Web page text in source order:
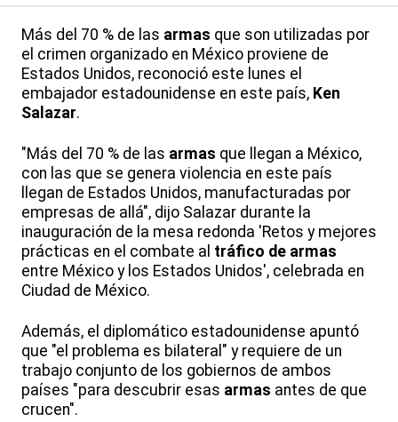
Más del 70 % de las armas que son utilizadas por
el crimen organizado en México proviene de
Estados Unidos, reconoció este lunes el
embajador estadounidense en este país, Ken
Salazar.
"Más del 70 % de las armas que llegan a México,
con las que se genera violencia en este país
llegan de Estados Unidos, manufacturadas por
empresas de allá", dijo Salazar durante la
inauguración de la mesa redonda 'Retos y mejores
prácticas en el combate al tráfico de armas
entre México y los Estados Unidos', celebrada en
Ciudad de México.
Además, el diplomático estadounidense apuntó
que "el problema es bilateral" y requiere de un
trabajo conjunto de los gobiernos de ambos
países "para descubrir esas armas antes de que
crucen".